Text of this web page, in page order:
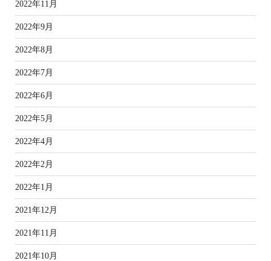
2022年11月
2022年9月
2022年8月
2022年7月
2022年6月
2022年5月
2022年4月
2022年2月
2022年1月
2021年12月
2021年11月
2021年10月